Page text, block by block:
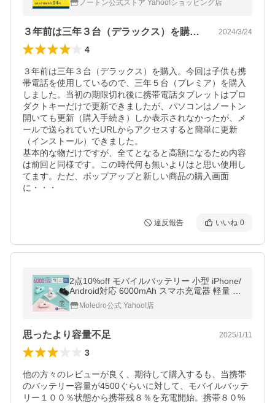
ndroid iOS 対応 PC 爆買
ノートン公式ストア Yahoo!ショッピング店
３年前は三年３台（デラックス）を購入。… 2024/3/24
4
３年前は三年３台（デラックス）を購入。今回は子供も携
帯電話を使用しているので、三年５台（プレミア）を購入
しました。当初の期限切れ後に携帯電話タブレットはプロ
ダクトキーだけで更新できましたが、パソコンはノートン
開いても更新（購入手続き）しか表示されなかったが、メ
ールで送られていたURLからアクセスすると簡単に更新
（インストール）できました。
基本的な物だけですが、全てとなると高額になるため内容
は前回と同様です。この時代何も無いよりはと思い使用し
てます。ただ、ポップアップと新しい商品の購入画面
に・・・
違反報告 いいね 0
2点10%off モバイルバッテリー 小型 iPhone/
Android対応 6000mAh スマホ充電器 軽量 急
速充電 2A高出力 ミニ型 2倍の速さ 20W PD
対応 防災 PSE認証済
Moledro公式 Yahoo!店
思ったより容量不足 2025/1/11
3
他の方々のレビューが良く、期待して購入するも、当携帯
のバッテリー容量が4500ぐらいに対して、モバイルバッテ
リー１００％状態から携帯残８％を充電開始。携帯８０%